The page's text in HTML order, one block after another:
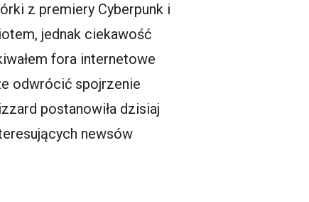
z premiery Cyberpunk i
jednak ciekawość
fora internetowe
odwrócić spojrzenie
postanowiła dzisiaj
newsów